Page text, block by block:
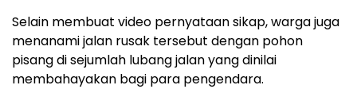
Selain membuat video pernyataan sikap, warga juga
menanami jalan rusak tersebut dengan pohon
pisang di sejumlah lubang jalan yang dinilai
membahayakan bagi para pengendara.